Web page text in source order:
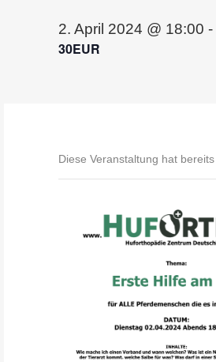
2. April 2024 @ 18:00 -
30EUR
Diese Veranstaltung hat